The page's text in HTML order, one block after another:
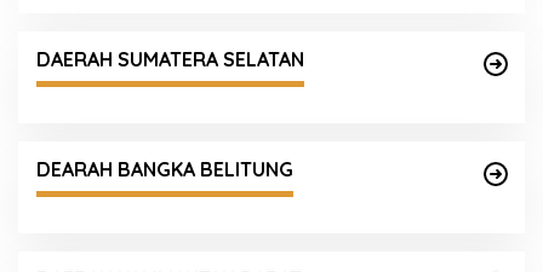
DAERAH SUMATERA SELATAN
DEARAH BANGKA BELITUNG